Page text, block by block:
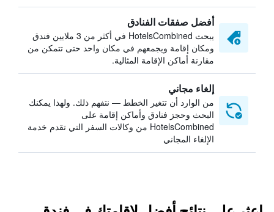
أفضل صفقات الفنادق
يبحث HotelsCombined في أكثر من 3 ملايين فندق
ومكان إقامة ويجمعهم في مكان واحد حتى تتمكن من
مقارنة أماكن الإقامة المثالية.
إلغاء مجاني
من الوارد أن تتغير الخطط — نتفهم ذلك. ولهذا يمكنك
البحث وحجز فنادق وأماكن إقامة على
HotelsCombined من وكالات السفر التي تقدم خدمة
الإلغاء المجاني